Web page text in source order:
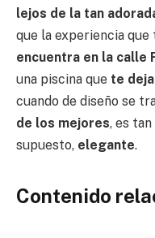
lejos de la tan
que la experiencia que
encuentra en la calle
una piscina que te
cuando de diseño se
de los mejores, es
supuesto, elegante.
Contenido